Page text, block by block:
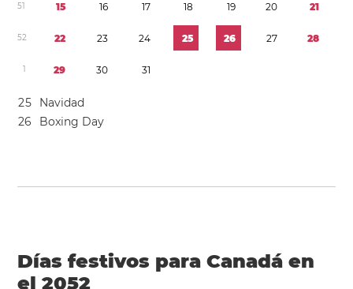
51 15 16 17 18 19 20 21
52 22 23 24 25 26 27 28
1 29 30 31
25
Navidad
26 Boxing Day
Días festivos para Canadá en
el 2052